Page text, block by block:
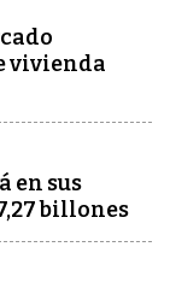
vivienda
en sus
billones